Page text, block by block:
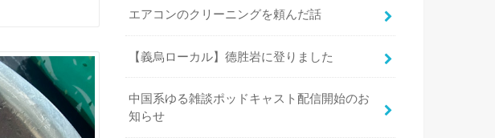
エアコンのクリーニングを頼んだ話
【義烏ローカル】德胜岩に登りました
中国系ゆる雑談ポッドキャスト配信開始のお
知らせ